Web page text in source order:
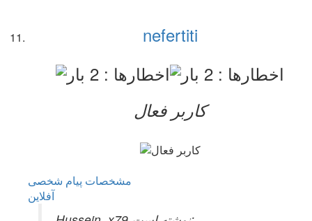
nefertiti
کاربر فعال
مشخصات پیام شخصی
آفلاين